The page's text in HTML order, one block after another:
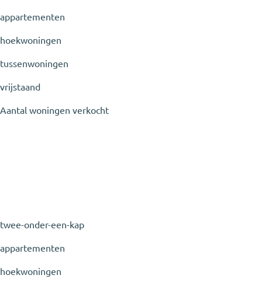
appartementen
hoekwoningen
tussenwoningen
vrijstaand
Aantal woningen verkocht
twee-onder-een-kap
appartementen
hoekwoningen